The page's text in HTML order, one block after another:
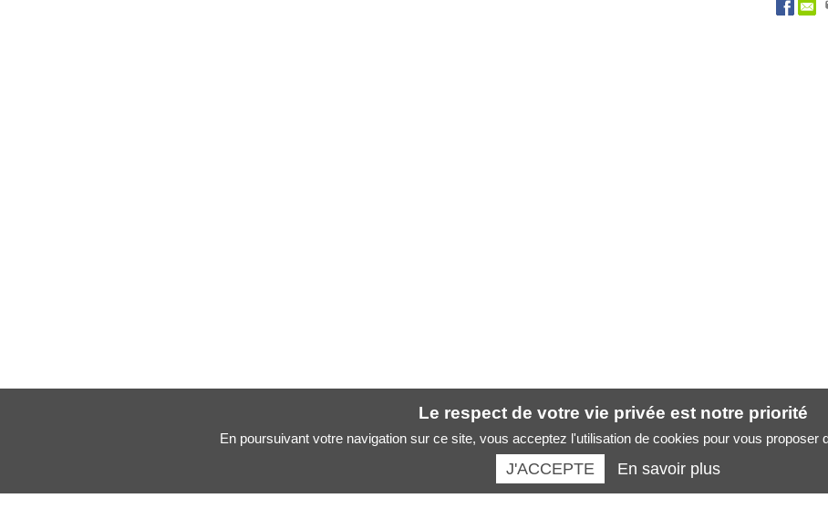
Le respect de votre vie privée est notre priorité
En poursuivant votre navigation sur ce site, vous acceptez l'utilisation de cookies pour vous proposer
J'ACCEPTE En savoir plus